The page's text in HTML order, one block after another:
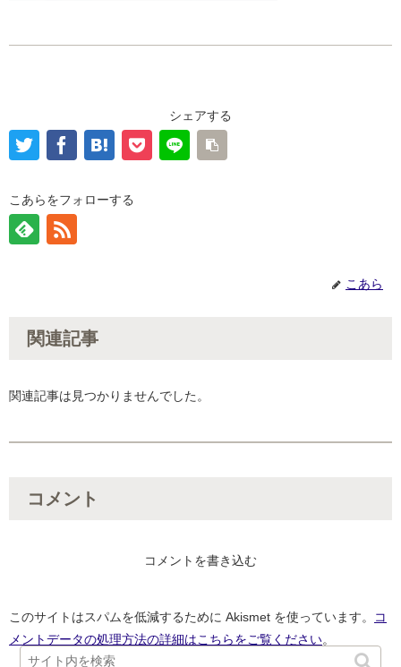
シェアする
こあらをフォローする
こあら
関連記事
関連記事は見つかりませんでした。
コメント
コメントを書き込む
このサイトはスパムを低減するために Akismet を使っています。
コ
メントデータの処理方法の詳細はこちらをご覧ください。